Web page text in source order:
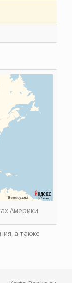
Америки
а также